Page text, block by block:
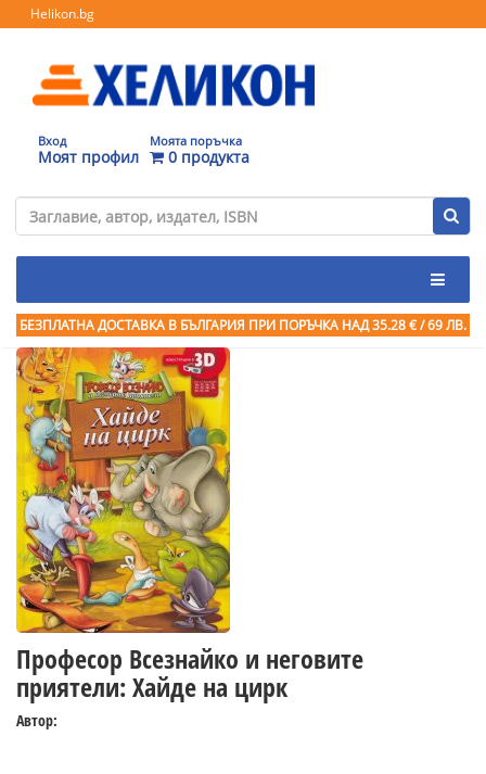
Helikon.bg
Вход
Моят профил
Моята поръчка
0 продукта
БЕЗПЛАТНА ДОСТАВКА В БЪЛГАРИЯ ПРИ ПОРЪЧКА НАД 35.28 € / 69 ЛВ.
Професор Всезнайко и неговите
приятели: Хайде на цирк
Автор: